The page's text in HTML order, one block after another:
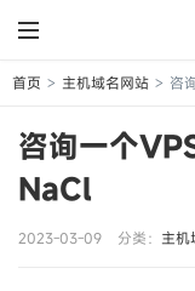
首页 > 主机域名网站 > 咨
咨询一个
NaCl
2023-03-09 分类： 主机